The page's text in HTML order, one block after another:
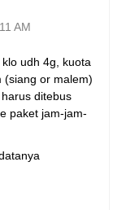
AM
udh 4g, kuota
(siang or malem)
ditebus
paket jam-jam-